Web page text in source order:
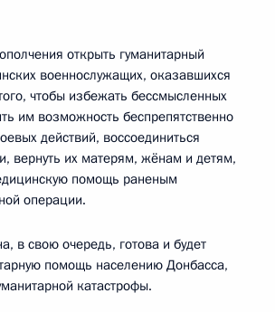
открыть гуманитарный
военнослужащих, оказавшихся
чтобы избежать бессмысленных
им возможность беспрепятственно
действий, воссоединиться
вернуть их матерям, жёнам и детям,
помощь раненым
операции.
в свою очередь, готова и будет
помощь населению Донбасса,
катастрофы.